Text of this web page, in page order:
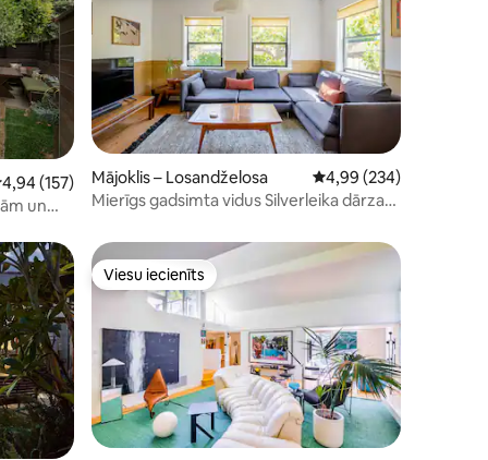
332vērtējums: 4,94 no 5, atsauksmju skaits: 157
4,94 (157)
un
Mājoklis – Losandželosa Vidējais vērtējums:
4,99 (234)
Mierīgs gadsimta vidus Silverleika dārza
Viesu iecienīts
Viesu iecienīts